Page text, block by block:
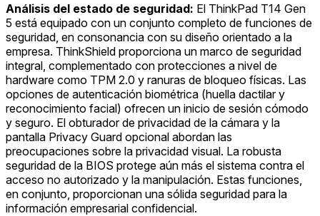
Análisis del estado de seguridad: El ThinkPad T14 Gen
5 está equipado con un conjunto completo de funciones de
seguridad, en consonancia con su diseño orientado a la
empresa. ThinkShield proporciona un marco de seguridad
integral, complementado con protecciones a nivel de
hardware como TPM 2.0 y ranuras de bloqueo físicas. Las
opciones de autenticación biométrica (huella dactilar y
reconocimiento facial) ofrecen un inicio de sesión cómodo
y seguro. El obturador de privacidad de la cámara y la
pantalla Privacy Guard opcional abordan las
preocupaciones sobre la privacidad visual. La robusta
seguridad de la BIOS protege aún más el sistema contra el
acceso no autorizado y la manipulación. Estas funciones,
en conjunto, proporcionan una sólida seguridad para la
información empresarial confidencial.